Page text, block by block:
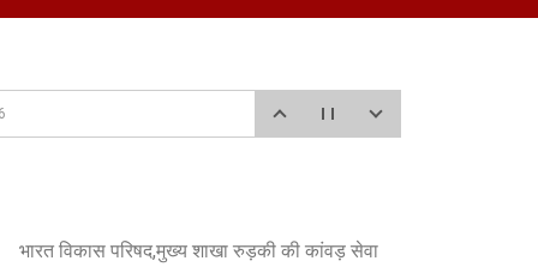
2026भारत विकास परिषद,मुख्य शाखा रुड़की की कांवड़ सेवा